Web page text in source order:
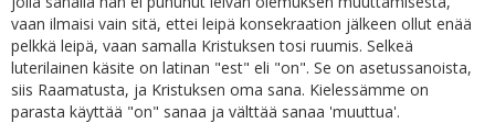
vaan ilmaisi vain sitä, ettei leipä konsekraation jälkeen ollut enää
pelkkä leipä, vaan samalla Kristuksen tosi ruumis. Selkeä
luterilainen käsite on latinan "est" eli "on". Se on asetussanoista,
siis Raamatusta, ja Kristuksen oma sana. Kielessämme on
parasta käyttää "on" sanaa ja välttää sanaa 'muuttua'.